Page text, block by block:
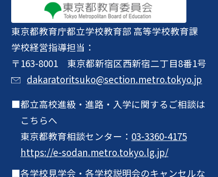
東京都教育庁都立学校教育部 高等学校教育課
学校経営指導担当：
〒163-8001 東京都新宿区西新宿二丁目8番1号
dakaratoritsuko@section.metro.tokyo.jp
都立高校進級・進路・入学に関するご相談は
こちらへ
東京都教育相談センター： 03-3360-4175
https://e-sodan.metro.tokyo.lg.jp/
各学校見学会・各学校説明会のキャンセルな